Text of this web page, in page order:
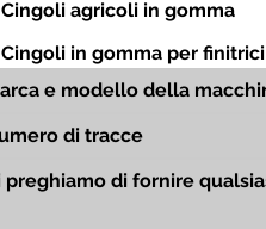
Cingoli agricoli in gomma
Cingoli in gomma per finitrici